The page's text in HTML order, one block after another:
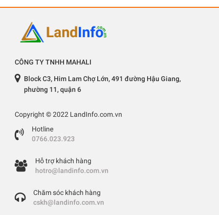
CÔNG TY TNHH MAHALI
Block C3, Him Lam Chợ Lớn, 491 đường Hậu Giang,
phường 11, quận 6
Copyright © 2022 LandInfo.com.vn
Hotline
0766.023.923
Hỗ trợ khách hàng
hotro@landinfo.com.vn
Chăm sóc khách hàng
cskh@landinfo.com.vn